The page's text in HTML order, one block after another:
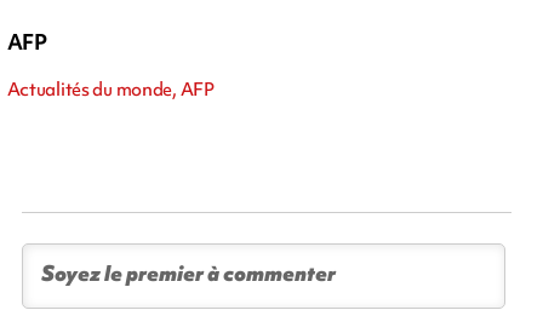
AFP
Actualités du monde, AFP